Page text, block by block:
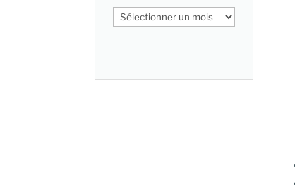
Archives